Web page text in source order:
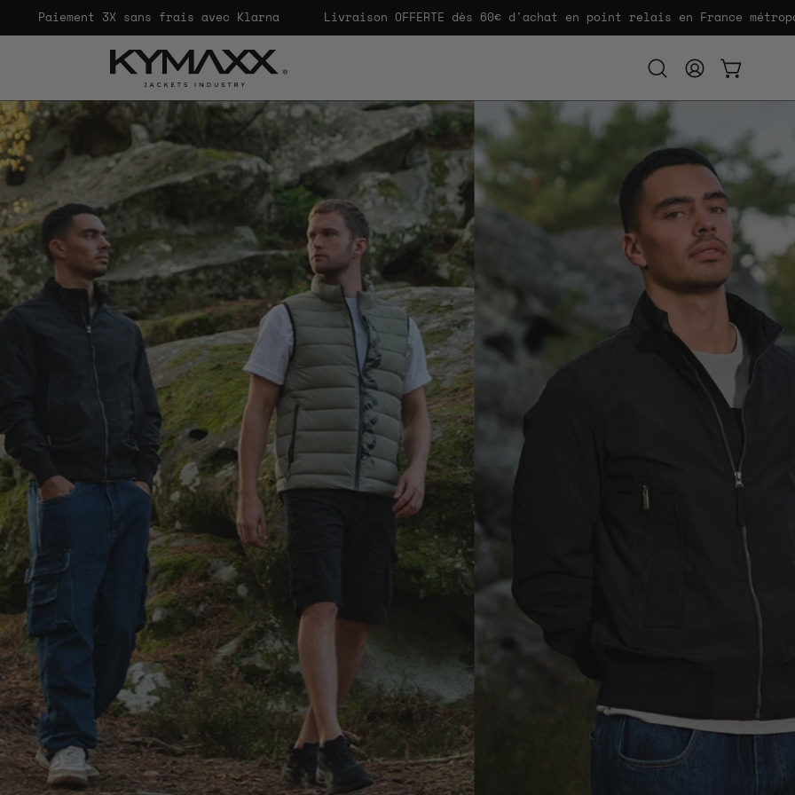
3X sans frais avec Klarna Livraison OFFERTE dès 60€ d'achat en point relais en France
Ouvrir
barre
de
recherche
MON
OUVRIR